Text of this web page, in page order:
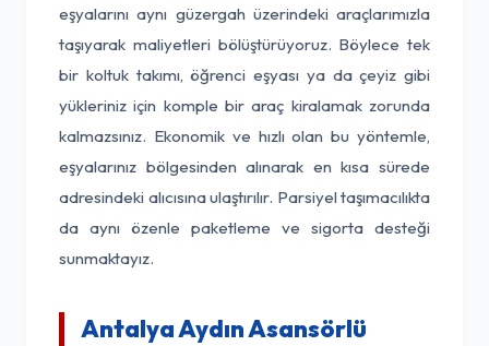
eşyalarını aynı güzergah üzerindeki araçlarımızla
taşıyarak maliyetleri bölüştürüyoruz. Böylece tek
bir koltuk takımı, öğrenci eşyası ya da çeyiz gibi
yükleriniz için komple bir araç kiralamak zorunda
kalmazsınız. Ekonomik ve hızlı olan bu yöntemle,
eşyalarınız bölgesinden alınarak en kısa sürede
adresindeki alıcısına ulaştırılır. Parsiyel taşımacılıkta
da aynı özenle paketleme ve sigorta desteği
sunmaktayız.
Antalya Aydın Asansörlü